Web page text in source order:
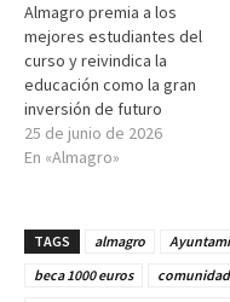
Almagro premia a los
mejores estudiantes del
curso y reivindica la
educación como la gran
inversión de futuro
25 de junio de 2026
En «Almagro»
TAGS almagro
beca 1000 euros